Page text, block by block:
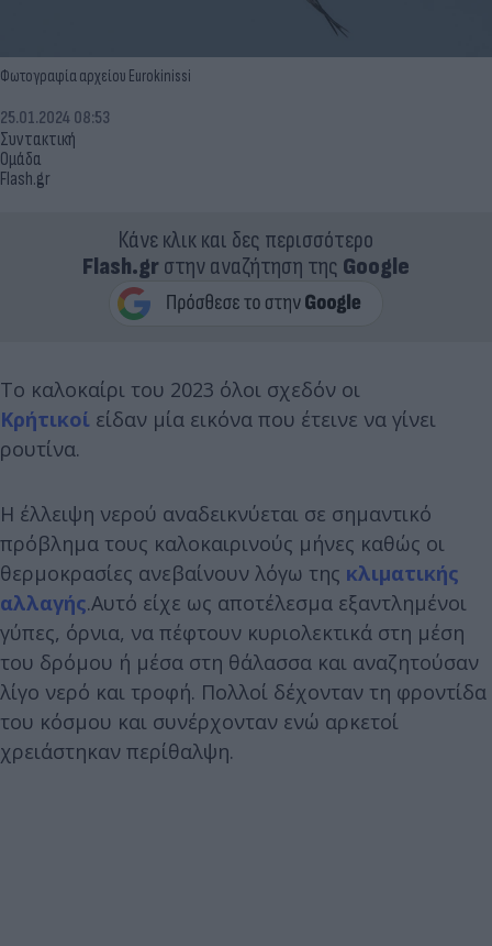
Φωτογραφία αρχείου Eurokinissi
Συντακτική
Ομάδα
Flash.gr
25.01.2024 08:53
Κάνε κλικ και δες περισσότερο
Flash.grστην αναζήτηση της Google
Το καλοκαίρι του 2023 όλοι σχεδόν οι
Κρήτικοί είδαν μία εικόνα που έτεινε να γίνει
ρουτίνα.
Η έλλειψη νερού αναδεικνύεται σε σημαντικό
πρόβλημα τους καλοκαιρινούς μήνες καθώς οι
θερμοκρασίες ανεβαίνουν λόγω της κλιματικής
αλλαγής.Αυτό είχε ως αποτέλεσμα εξαντλημένοι
γύπες, όρνια, να πέφτουν κυριολεκτικά στη μέση
του δρόμου ή μέσα στη θάλασσα και αναζητούσαν
λίγο νερό και τροφή. Πολλοί δέχονταν τη φροντίδα
του κόσμου και συνέρχονταν ενώ αρκετοί
χρειάστηκαν περίθαλψη.